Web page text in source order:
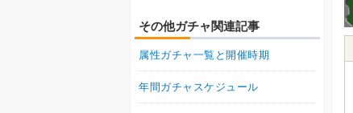
その他ガチャ関連記事
属性ガチャ一覧と開催時期
年間ガチャスケジュール